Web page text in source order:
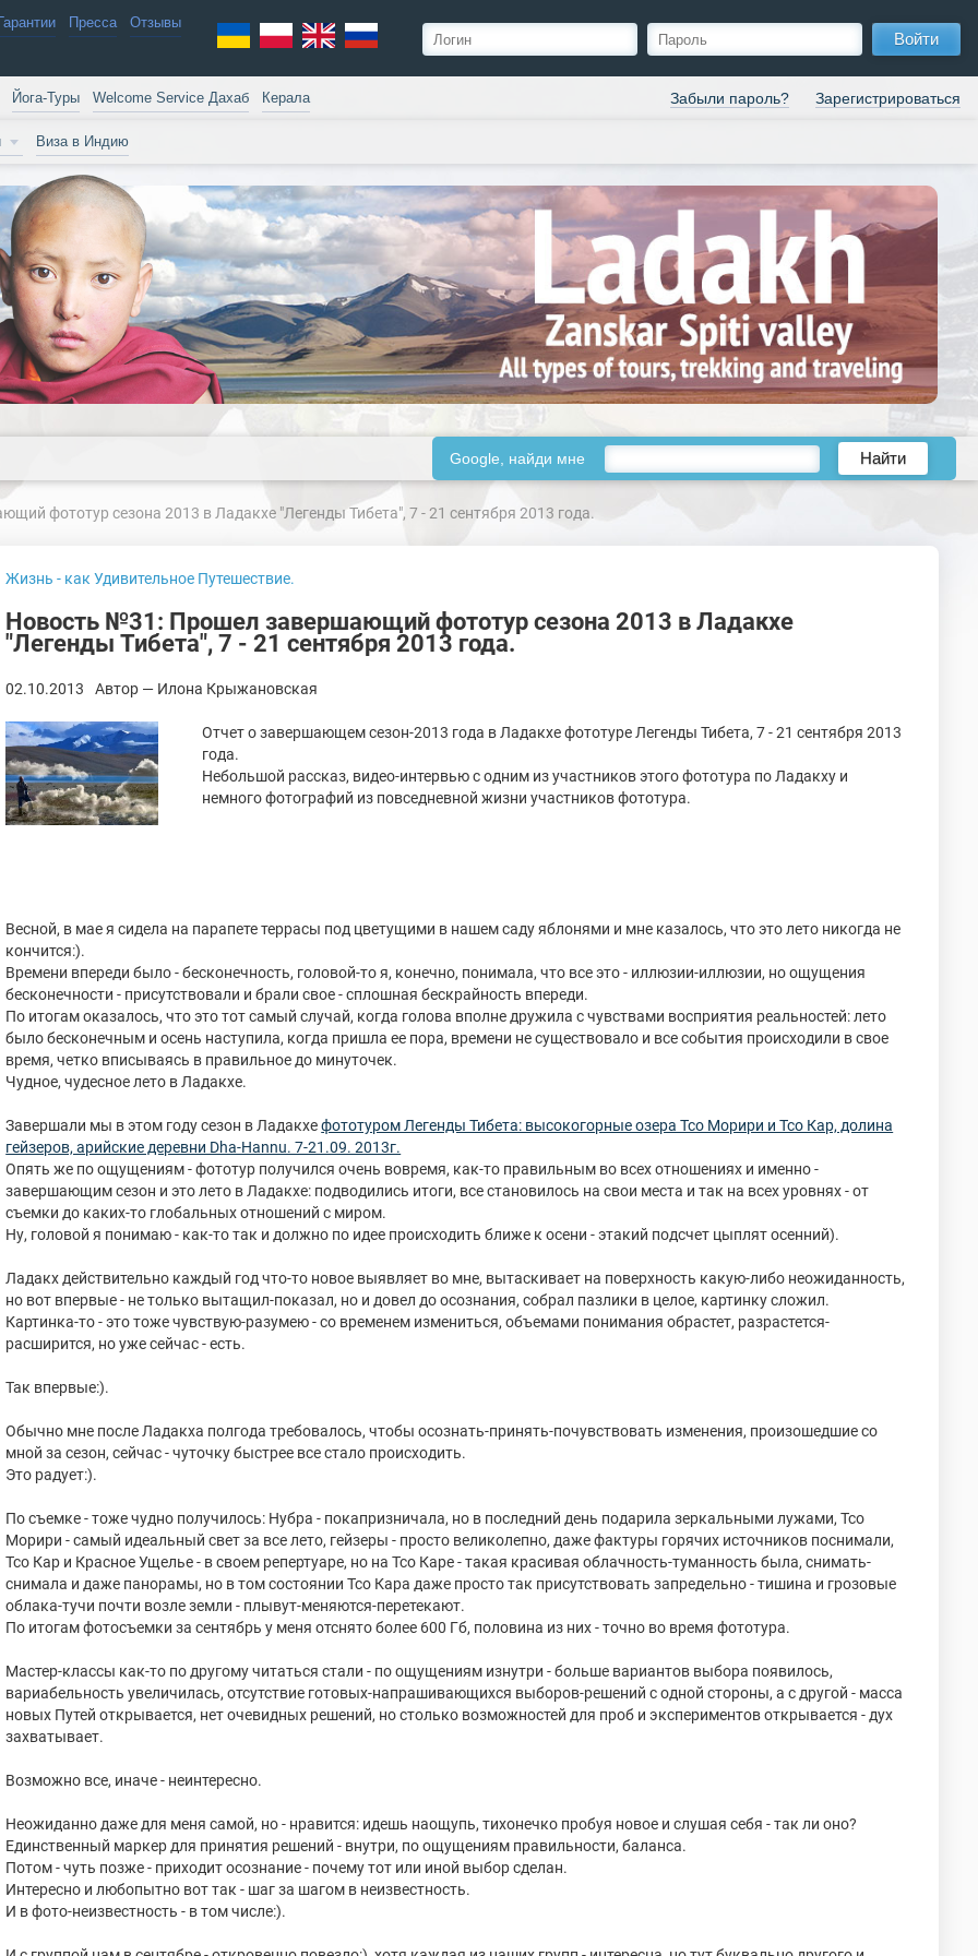
Пресса Отзывы
Войти
Забыли пароль? Зарегистрироваться
Йога-Туры Welcome Service Дахаб Керала
Виза в Индию
Google, найди мне Найти
фототур сезона 2013 в Ладакхе "Легенды Тибета", 7 - 21 сентября 2013 года.
Жизнь - как Удивительное Путешествие.
Новость №31: Прошел завершающий фототур сезона 2013 в Ладакхе
"Легенды Тибета", 7 - 21 сентября 2013 года.
02.10.2013 Автор — Илона Крыжановская
Отчет о завершающем сезон-2013 года в Ладакхе фототуре Легенды Тибета, 7 - 21 сентября 2013
года.
Небольшой рассказ, видео-интервью с одним из участников этого фототура по Ладакху и
немного фотографий из повседневной жизни участников фототура.
Весной, в мае я сидела на парапете террасы под цветущими в нашем саду яблонями и мне казалось, что это лето никогда не
кончится:).
Времени впереди было - бесконечность, головой-то я, конечно, понимала, что все это - иллюзии-иллюзии, но ощущения
бесконечности - присутствовали и брали свое - сплошная бескрайность впереди.
По итогам оказалось, что это тот самый случай, когда голова вполне дружила с чувствами восприятия реальностей: лето
было бесконечным и осень наступила, когда пришла ее пора, времени не существовало и все события происходили в свое
время, четко вписываясь в правильное до минуточек.
Чудное, чудесное лето в Ладакхе.
Завершали мы в этом году сезон в Ладакхефототуром Легенды Тибета: высокогорные озера Тсо Морири и Тсо Кар, долина
гейзеров, арийские деревни Dha-Hannu. 7-21.09. 2013г.
Опять же по ощущениям - фототур получился очень вовремя, как-то правильным во всех отношениях и именно -
завершающим сезон и это лето в Ладакхе: подводились итоги, все становилось на свои места и так на всех уровнях - от
съемки до каких-то глобальных отношений с миром.
Ну, головой я понимаю - как-то так и должно по идее происходить ближе к осени - этакий подсчет цыплят осенний).
Ладакх действительно каждый год что-то новое выявляет во мне, вытаскивает на поверхность какую-либо неожиданность,
но вот впервые - не только вытащил-показал, но и довел до осознания, собрал пазлики в целое, картинку сложил.
Картинка-то - это тоже чувствую-разумею - со временем измениться, объемами понимания обрастет, разрастется-
расширится, но уже сейчас - есть.
Так впервые:).
Обычно мне после Ладакха полгода требовалось, чтобы осознать-принять-почувствовать изменения, произошедшие со
мной за сезон, сейчас - чуточку быстрее все стало происходить.
Это радует:).
По съемке - тоже чудно получилось: Нубра - покапризничала, но в последний день подарила зеркальными лужами, Тсо
Морири - самый идеальный свет за все лето, гейзеры - просто великолепно, даже фактуры горячих источников поснимали,
Тсо Кар и Красное Ущелье - в своем репертуаре, но на Тсо Каре - такая красивая облачность-туманность была, снимать-
снимала и даже панорамы, но в том состоянии Тсо Кара даже просто так присутствовать запредельно - тишина и грозовые
облака-тучи почти возле земли - плывут-меняются-перетекают.
По итогам фотосъемки за сентябрь у меня отснято более 600 Гб, половина из них - точно во время фототура.
Мастер-классы как-то по другому читаться стали - по ощущениям изнутри - больше вариантов выбора появилось,
вариабельность увеличилась, отсутствие готовых-напрашивающихся выборов-решений с одной стороны, а с другой - масса
новых Путей открывается, нет очевидных решений, но столько возможностей для проб и экспериментов открывается - дух
захватывает.
Возможно все, иначе - неинтересно.
Неожиданно даже для меня самой, но - нравится: идешь наощупь, тихонечко пробуя новое и слушая себя - так ли оно?
Единственный маркер для принятия решений - внутри, по ощущениям правильности, баланса.
Потом - чуть позже - приходит осознание - почему тот или иной выбор сделан.
Интересно и любопытно вот так - шаг за шагом в неизвестность.
И в фото-неизвестность - в том числе:).